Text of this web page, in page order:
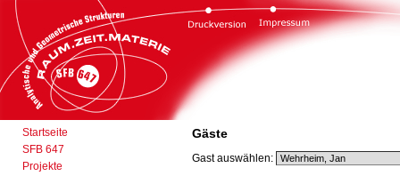
Startseite
SFB 647
Projekte
Gäste
Gast auswählen: